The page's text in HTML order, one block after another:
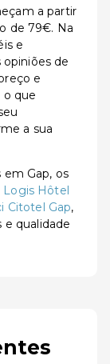
a partir
de 79€. Na
e
de
e
o que
a sua
Gap, os
Logis Hôtel
Citotel Gap,
e qualidade